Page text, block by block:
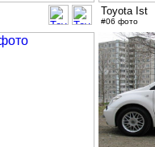
Toyota Ist
#06 фото